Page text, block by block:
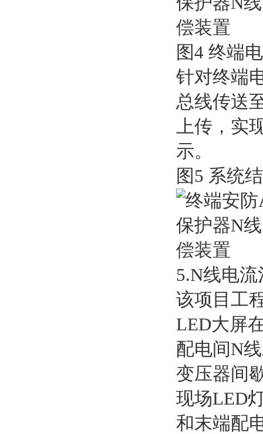
图4 终端
针对终端
总线传送
上传，实
示。
图5 系统
5.N线电
该项目工
LED大屏
配电间N
变压器间
现场LED
和末端配